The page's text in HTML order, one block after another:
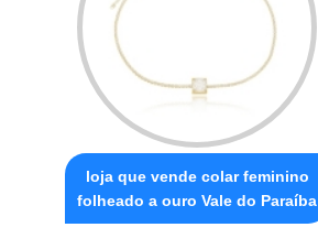
loja que vende colar feminino
folheado a ouro Vale do Paraíba